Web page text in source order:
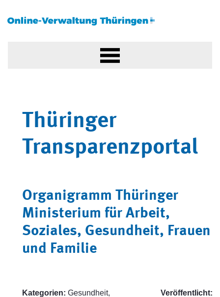
Thüringer
Transparenzportal
Organigramm Thüringer
Ministerium für Arbeit,
Soziales, Gesundheit, Frauen
und Familie
Kategorien: Gesundheit,
Veröffentlicht: